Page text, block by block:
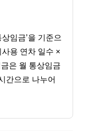
임금’을 기준으
사용 연차 일수 ×
은 월 통상임금
간으로 나누어